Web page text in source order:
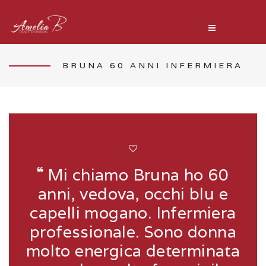
BRUNA 60 ANNI INFERMIERA
Mi chiamo Bruna ho 60
anni, vedova, occhi blu e
capelli mogano. Infermiera
professionale. Sono donna
molto energica determinata